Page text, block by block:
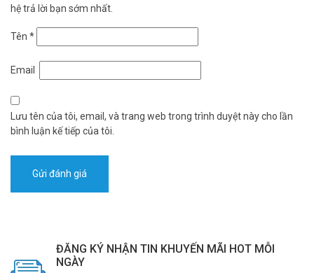
hệ trả lời bạn sớm nhất.
Tên *
Email
Lưu tên của tôi, email, và trang web trong trình duyệt này cho lần
bình luận kế tiếp của tôi.
ĐĂNG KÝ NHẬN TIN KHUYẾN MÃI HOT MỖI
NGÀY